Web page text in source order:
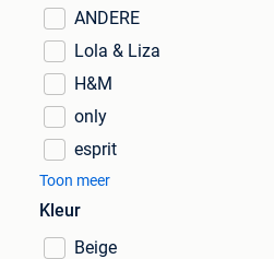
ANDERE
Lola & Liza
H&M
only
esprit
Toon meer
Kleur
Beige